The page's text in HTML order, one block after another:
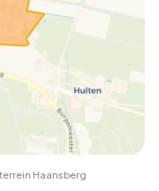
Haansberg